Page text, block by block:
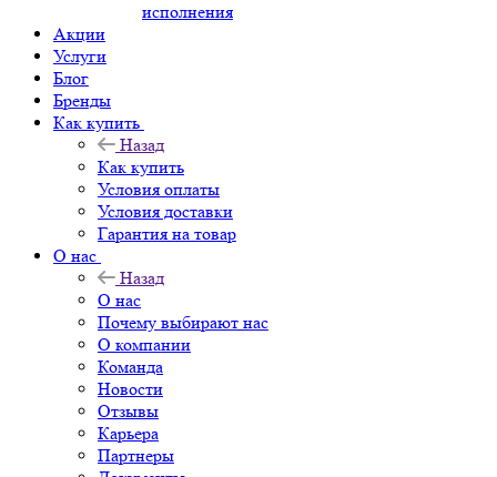
исполнения
Акции
Услуги
Блог
Бренды
Как купить
Назад
Как купить
Условия оплаты
Условия доставки
Гарантия на товар
О нас
Назад
О нас
Почему выбирают нас
О компании
Команда
Новости
Отзывы
Карьера
Партнеры